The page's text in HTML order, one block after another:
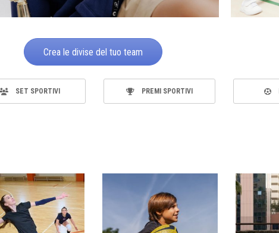
Crea le divise del tuo team
SET SPORTIVI PREMI SPORTIVI